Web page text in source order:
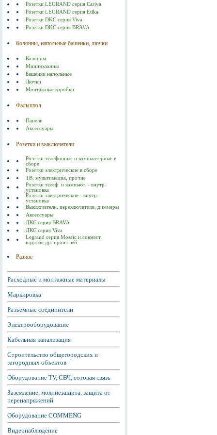
Розетки LEGRAND серия Cariva
Розетки LEGRAND серия Etika
Розетки DKC серия Viva
Розетки DKC серия BRAVA
Колонны, напольные башенки, лючки
Колонны
Миниколонны
Башенки напольные
Лючки
Монтажные коробки
Фальшпол
Панели
Аксессуары
Розетки и выключатели
Розетки телефонные и компьютерные в
сборе
Розетки электрические в сборе
ТВ, мультимедиа, прочие
Розетки телеф. и компьют. - внутр.
установка
Розетки электрические - внутр.
установка
Выключатели, переключатели, диммеры
Аксессуары
ДКС серия BRAVA
ДКС серия Viva
Legrand серия Mosaic и совмест.
изделия др. произ-лей
Разное
Расходные и монтажные материалы
Маркировка
Разъемные соединители
Электрооборудование
Кабельная канализация
Строительство общегородских и
загородных объектов
Оборудование TV, СВЧ, сотовая связь
Заземление, молниезащита, защита от
перенапряжений
Оборудование COMMENG
Видеонаблюдение